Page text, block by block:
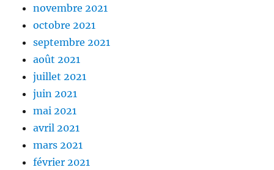
novembre 2021
octobre 2021
septembre 2021
août 2021
juillet 2021
juin 2021
mai 2021
avril 2021
mars 2021
février 2021